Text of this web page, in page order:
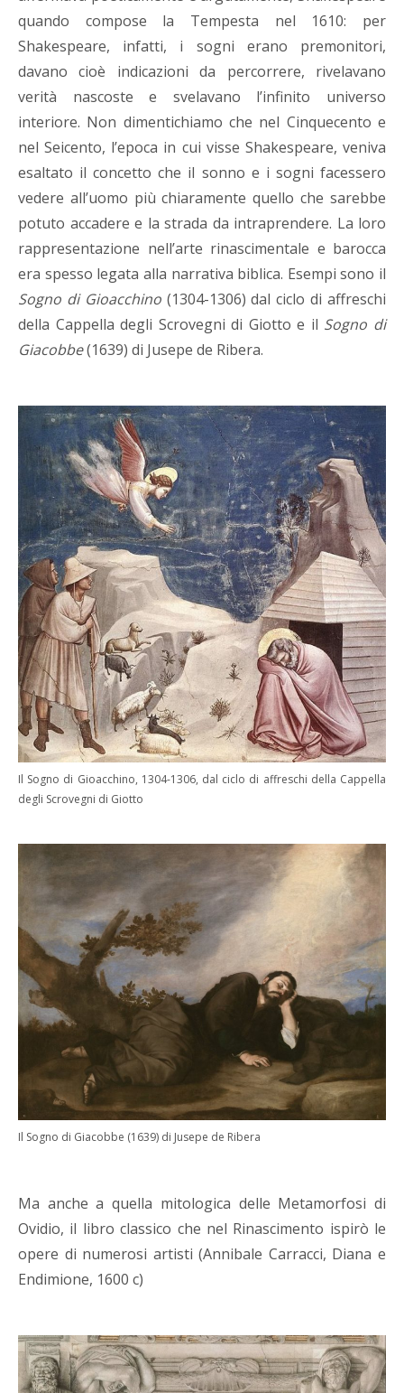
quando compose la Tempesta nel 1610: per
Shakespeare, infatti, i sogni erano premonitori,
davano cioè indicazioni da percorrere, rivelavano
verità nascoste e svelavano l’infinito universo
interiore. Non dimentichiamo che nel Cinquecento e
nel Seicento, l’epoca in cui visse Shakespeare, veniva
esaltato il concetto che il sonno e i sogni facessero
vedere all’uomo più chiaramente quello che sarebbe
potuto accadere e la strada da intraprendere. La loro
rappresentazione nell’arte rinascimentale e barocca
era spesso legata alla narrativa biblica. Esempi sono il
Sogno di Gioacchino(1304-1306) dal ciclo di affreschi
della Cappella degli Scrovegni di Giotto e il Sogno di
Giacobbe(1639) di Jusepe de Ribera.
Il Sogno di Gioacchino, 1304-1306, dal ciclo di affreschi della Cappella
degli Scrovegni di Giotto
Il Sogno di Giacobbe (1639) di Jusepe de Ribera
Ma anche a quella mitologica delle Metamorfosi di
Ovidio, il libro classico che nel Rinascimento ispirò le
opere di numerosi artisti (Annibale Carracci, Diana e
Endimione, 1600 c)